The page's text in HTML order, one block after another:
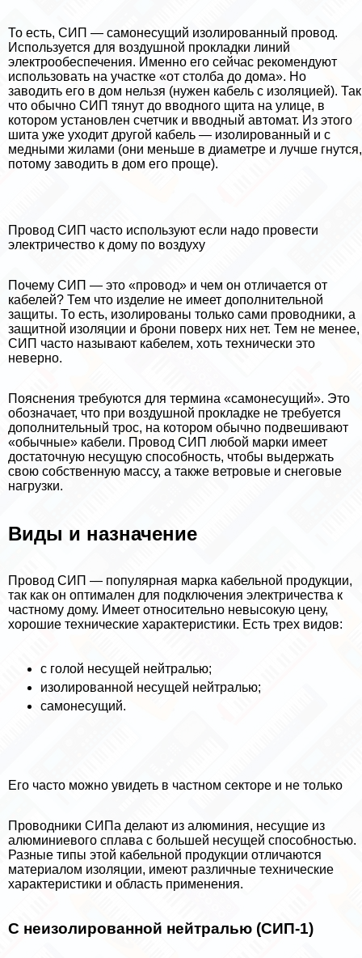
То есть, СИП — самонесущий изолированный провод.
Используется для воздушной прокладки линий
электрообеспечения. Именно его сейчас рекомендуют
использовать на участке «от столба до дома». Но
заводить его в дом нельзя (нужен кабель с изоляцией). Так
что обычно СИП тянут до вводного щита на улице, в
котором установлен счетчик и вводный автомат. Из этого
шита уже уходит другой кабель — изолированный и с
медными жилами (они меньше в диаметре и лучше гнутся,
потому заводить в дом его проще).
Провод СИП часто используют если надо провести
электричество к дому по воздуху
Почему СИП — это «провод» и чем он отличается от
кабелей? Тем что изделие не имеет дополнительной
защиты. То есть, изолированы только сами проводники, а
защитной изоляции и брони поверх них нет. Тем не менее,
СИП часто называют кабелем, хоть технически это
неверно.
Пояснения требуются для термина «самонесущий». Это
обозначает, что при воздушной прокладке не требуется
дополнительный трос, на котором обычно подвешивают
«обычные» кабели. Провод СИП любой марки имеет
достаточную несущую способность, чтобы выдержать
свою собственную массу, а также ветровые и снеговые
нагрузки.
Виды и назначение
Провод СИП — популярная марка кабельной продукции,
так как он оптимален для подключения электричества к
частному дому. Имеет относительно невысокую цену,
хорошие технические хаpaктеристики. Есть трех видов:
с гoлой несущей нейтралью;
изолированной несущей нейтралью;
самонесущий.
Его часто можно увидеть в частном секторе и не только
Проводники СИПа делают из алюминия, несущие из
алюминиевого сплава с большей несущей способностью.
Разные типы этой кабельной продукции отличаются
материалом изоляции, имеют различные технические
хаpaктеристики и область применения.
С неизолированной нейтралью (СИП-1)